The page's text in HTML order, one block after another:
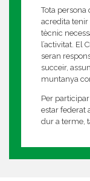
Tota persona
acredita
tècnic
l’activitat. El
seran
succeir,
muntanya
Per
estar federat
dur a terme,